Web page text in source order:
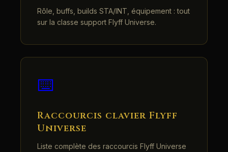
Rôle, buffs, builds STA/INT, équipement : tout
sur la classe support Flyff Universe.
⌨️
Raccourcis clavier Flyff
Universe
Liste complète des raccourcis Flyff Universe